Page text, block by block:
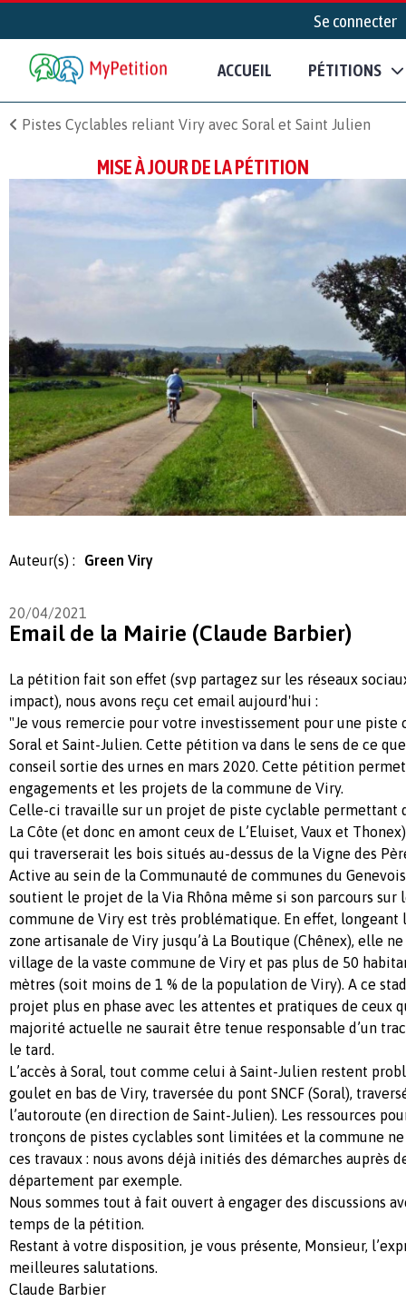
Se connecter
ACCUEIL PÉTITIONS
Pistes Cyclables reliant Viry avec Soral et Saint Julien
MISE À JOUR DE LA PÉTITION
Auteur(s) : Green Viry
20/04/2021
Email de la Mairie (Claude Barbier)
La pétition fait son effet (svp partagez sur les réseaux
impact), nous avons reçu cet email aujourd'hui :
"Je vous remercie pour votre investissement pour une piste
Soral et Saint-Julien. Cette pétition va dans le sens de ce
conseil sortie des urnes en mars 2020. Cette pétition
engagements et les projets de la commune de Viry.
Celle-ci travaille sur un projet de piste cyclable permettant
La Côte (et donc en amont ceux de L’Eluiset, Vaux et
qui traverserait les bois situés au-dessus de la Vigne des
Active au sein de la Communauté de communes du
soutient le projet de la Via Rhôna même si son parcours
commune de Viry est très problématique. En effet, longeant
zone artisanale de Viry jusqu’à La Boutique (Chênex), elle
village de la vaste commune de Viry et pas plus de 50
mètres (soit moins de 1 % de la population de Viry). A ce
projet plus en phase avec les attentes et pratiques de ceux
majorité actuelle ne saurait être tenue responsable d’un
le tard.
L’accès à Soral, tout comme celui à Saint-Julien restent
goulet en bas de Viry, traversée du pont SNCF (Soral),
l’autoroute (en direction de Saint-Julien). Les ressources
tronçons de pistes cyclables sont limitées et la commune
ces travaux : nous avons déjà initiés des démarches auprès
département par exemple.
Nous sommes tout à fait ouvert à engager des discussions
temps de la pétition.
Restant à votre disposition, je vous présente, Monsieur,
meilleures salutations.
Claude Barbier